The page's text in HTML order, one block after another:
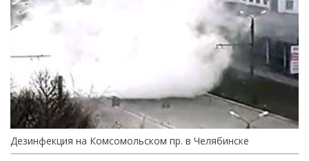
Дезинфекция на Комсомольском пр. в Челябинске